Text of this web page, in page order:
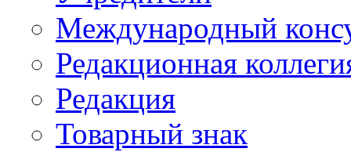
Международный
Редакционная
Редакция
Товарный знак